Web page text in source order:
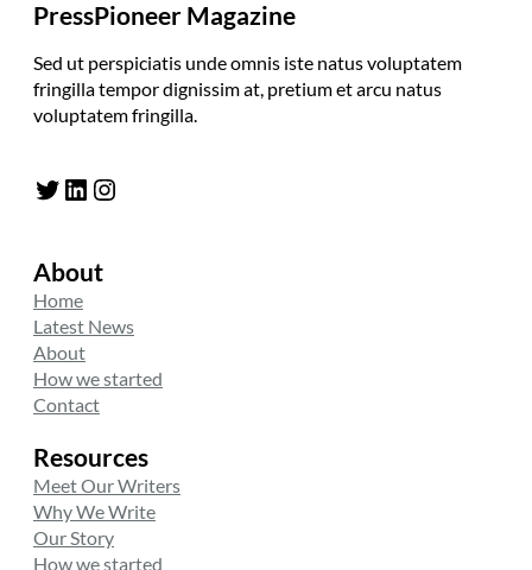
PressPioneer Magazine
Sed ut perspiciatis unde omnis iste natus voluptatem
fringilla tempor dignissim at, pretium et arcu natus
voluptatem fringilla.
Twitter LinkedIn Instagram
About
Home
Latest News
About
How we started
Contact
Resources
Meet Our Writers
Why We Write
Our Story
How we started